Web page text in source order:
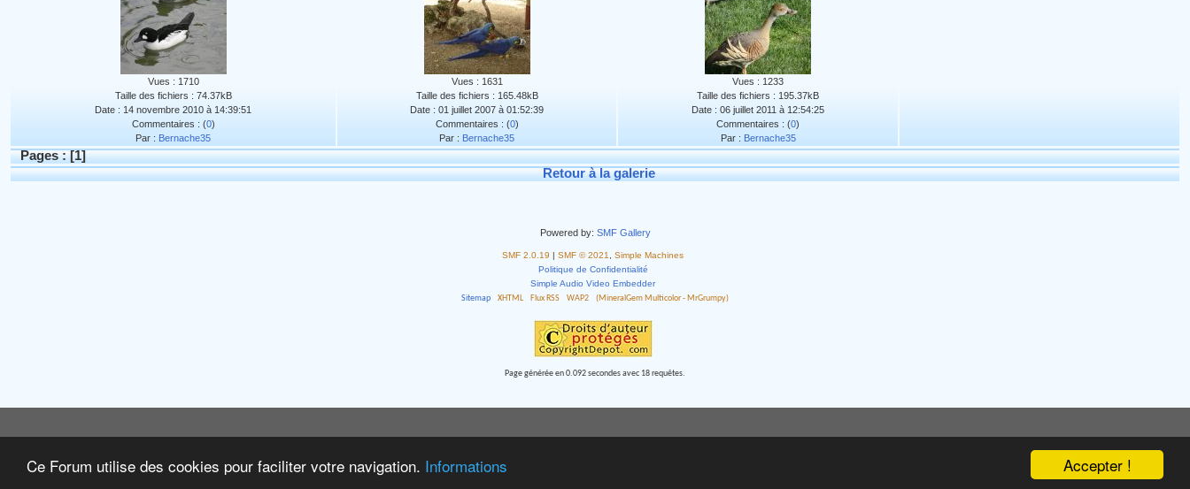
Accepter !
Ce Forum utilise des cookies pour faciliter votre navigation. Informations
Vues : 1710
Taille des fichiers : 74.37kB
Date : 14 novembre 2010 à 14:39:51
Commentaires : (0)
Par : Bernache35
Vues : 1631
Taille des fichiers : 165.48kB
Date : 01 juillet 2007 à 01:52:39
Commentaires : (0)
Par : Bernache35
Vues : 1233
Taille des fichiers : 195.37kB
Date : 06 juillet 2011 à 12:54:25
Commentaires : (0)
Par : Bernache35
Pages : [1]
Retour à la galerie
Powered by: SMF Gallery
SMF 2.0.19 SMF © 2021, Simple Machines
Politique de Confidentialité
Simple Audio Video Embedder
Sitemap
XHTML Flux RSS WAP2 (MineralGem Multicolor - MrGrumpy)
Page générée en 0.092 secondes avec 18 requêtes.